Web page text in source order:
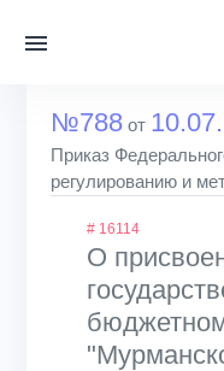
№788 от
Приказ
регулированию и
# 16114
О